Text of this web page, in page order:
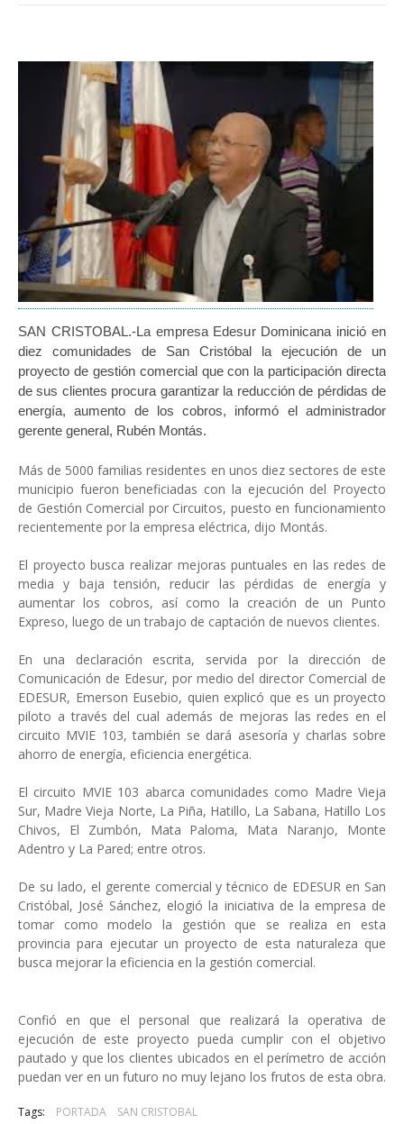
SAN CRISTOBAL.-La empresa Edesur Dominicana inició en
diez comunidades de San Cristóbal la ejecución de un
proyecto de gestión comercial que con la participación directa
de sus clientes procura garantizar la reducción de pérdidas de
energía, aumento de los cobros, informó el administrador
gerente general, Rubén Montás.
Más de 5000 familias residentes en unos diez sectores de este
municipio fueron beneficiadas con la ejecución del Proyecto
de Gestión Comercial por Circuitos, puesto en funcionamiento
recientemente por la empresa eléctrica, dijo Montás.
El proyecto busca realizar mejoras puntuales en las redes de
media y baja tensión, reducir las pérdidas de energía y
aumentar los cobros, así como la creación de un Punto
Expreso, luego de un trabajo de captación de nuevos clientes.
En una declaración escrita, servida por la dirección de
Comunicación de Edesur, por medio del director Comercial de
EDESUR, Emerson Eusebio, quien explicó que es un proyecto
piloto a través del cual además de mejoras las redes en el
circuito MVIE 103, también se dará asesoría y charlas sobre
ahorro de energía, eficiencia energética.
El circuito MVIE 103 abarca comunidades como Madre Vieja
Sur, Madre Vieja Norte, La Piña, Hatillo, La Sabana, Hatillo Los
Chivos, El Zumbón, Mata Paloma, Mata Naranjo, Monte
Adentro y La Pared; entre otros.
De su lado, el gerente comercial y técnico de EDESUR en San
Cristóbal, José Sánchez, elogió la iniciativa de la empresa de
tomar como modelo la gestión que se realiza en esta
provincia para ejecutar un proyecto de esta naturaleza que
busca mejorar la eficiencia en la gestión comercial.
Confió en que el personal que realizará la operativa de
ejecución de este proyecto pueda cumplir con el objetivo
pautado y que los clientes ubicados en el perímetro de acción
puedan ver en un futuro no muy lejano los frutos de esta obra.
Tags: PORTADA SAN CRISTOBAL